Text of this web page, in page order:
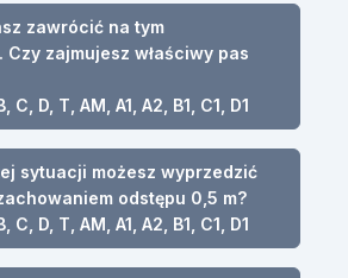
zawrócić na tym
Czy zajmujesz właściwy pas
C, D, T, AM, A1, A2, B1, C1, D1
sytuacji możesz wyprzedzić
odstępu 0,5 m?
C, D, T, AM, A1, A2, B1, C1, D1